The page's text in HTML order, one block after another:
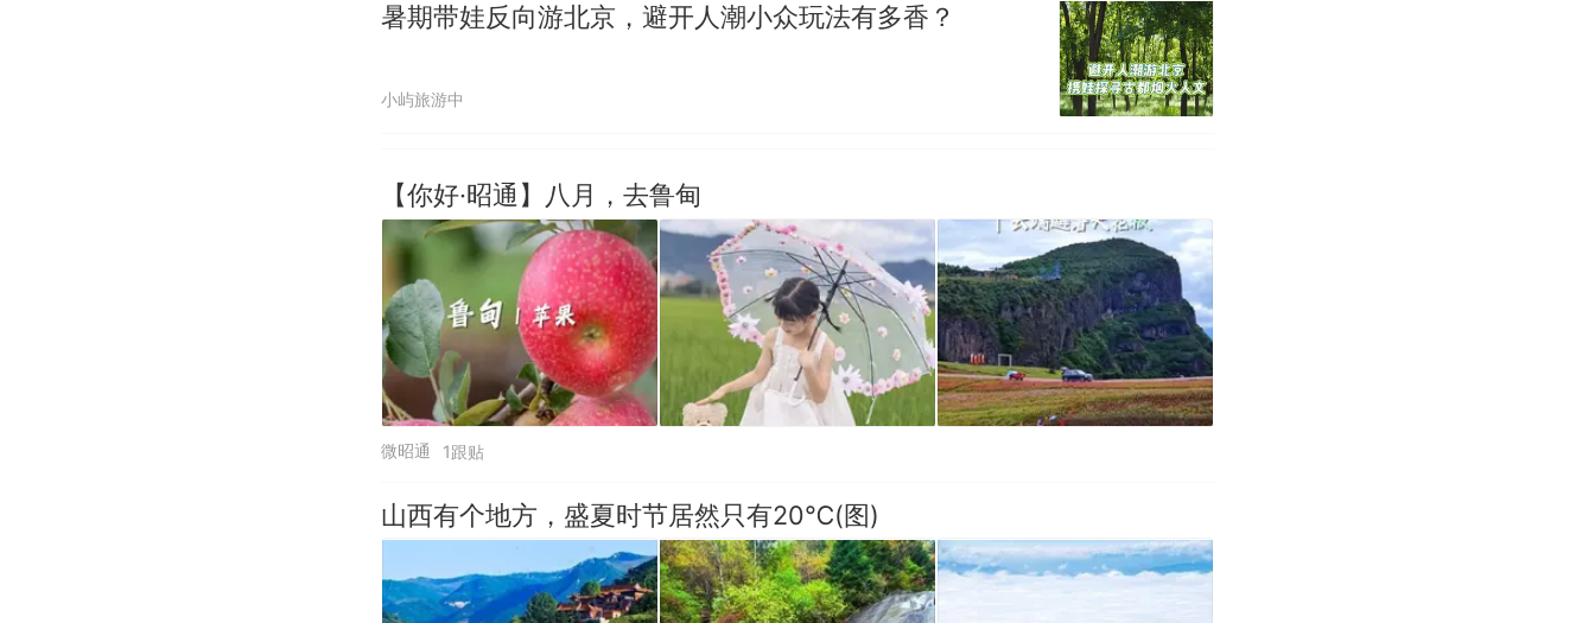
暑期带娃反向游北京，避开人潮小众玩法有多香？
小屿旅游中
【你好·昭通】八月，去鲁甸
微昭通 1跟贴
山西有个地方，盛夏时节居然只有20℃(图)